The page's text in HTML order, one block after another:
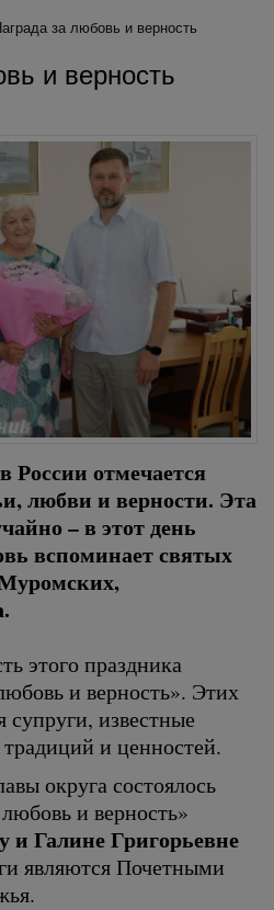
за любовь и верность
и верность
России отмечается
любви и верности. Эта
– в этот день
вспоминает святых
этого праздника
и верность». Этих
супруги, известные
и ценностей.
округа состоялось
и верность»
Галине Григорьевне
являются Почетными